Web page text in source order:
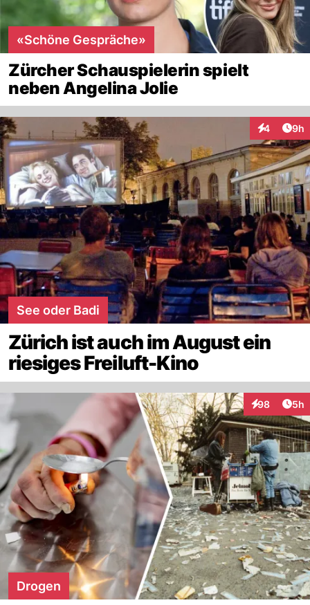
«Schöne Gespräche»
Zürcher Schauspielerin spielt
neben Angelina Jolie
4 9h
See oder Badi
Zürich ist auch im August ein
riesiges Freiluft-Kino
98
Interaktionen
5h
Drogen